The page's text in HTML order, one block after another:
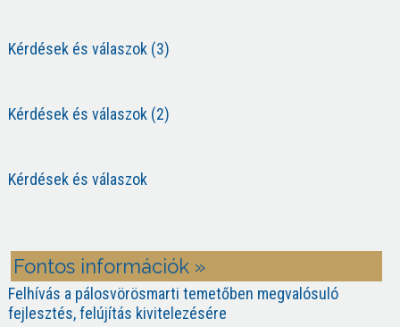
Kérdések és válaszok (3)
Kérdések és válaszok (2)
Kérdések és válaszok
Fontos információk »
Felhívás a pálosvörösmarti temetőben megvalósuló
fejlesztés, felújítás kivitelezésére